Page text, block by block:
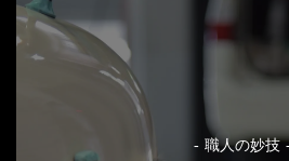
- 職人の妙技